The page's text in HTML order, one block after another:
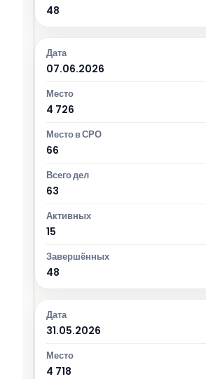
48
07.06.2026
4 726
66
63
15
48
31.05.2026
4 718